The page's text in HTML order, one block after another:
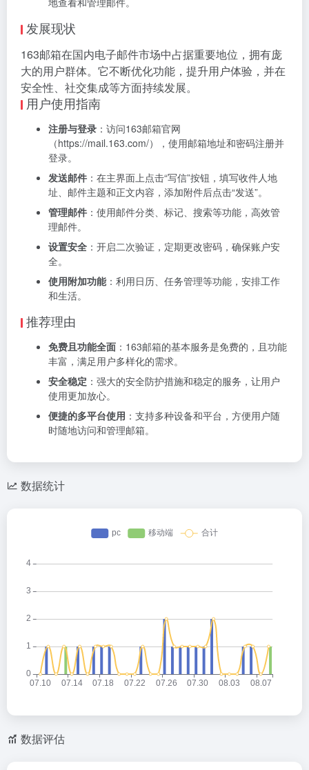
发展现状
163邮箱在国内电子邮件市场中占据重要地位，拥有庞
大的用户群体。它不断优化功能，提升用户体验，并在
安全性、社交集成等方面持续发展。
用户使用指南
注册与登录 ：访问163邮箱官网
（https://mail.163.com/），使用邮箱地址和密码注册并
登录。
发送邮件 ：在主界面上点击“写信”按钮，填写收件人地
址、邮件主题和正文内容，添加附件后点击“发送”。
管理邮件 ：使用邮件分类、标记、搜索等功能，高效管
理邮件。
设置安全 ：开启二次验证，定期更改密码，确保账户安
全。
使用附加功能：利用日历、任务管理等功能，安排工作
和生活。
推荐理由
免费且功能全面 ：163邮箱的基本服务是免费的，且功能
丰富，满足用户多样化的需求。
安全稳定 ：强大的安全防护措施和稳定的服务，让用户
使用更加放心。
便捷的多平台使用 ：支持多种设备和平台，方便用户随
时随地访问和管理邮箱。
数据统计
数据评估